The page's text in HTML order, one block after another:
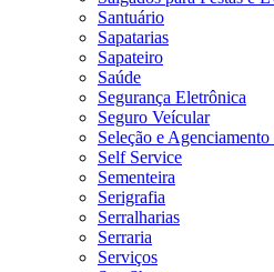
Santuário
Sapatarias
Sapateiro
Saúde
Segurança Eletrônica
Seguro Veícular
Seleção e
Self Service
Sementeira
Serigrafia
Serralharias
Serraria
Serviços